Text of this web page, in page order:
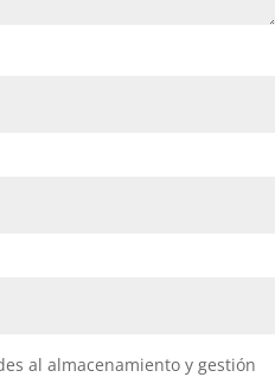
al almacenamiento y gestión